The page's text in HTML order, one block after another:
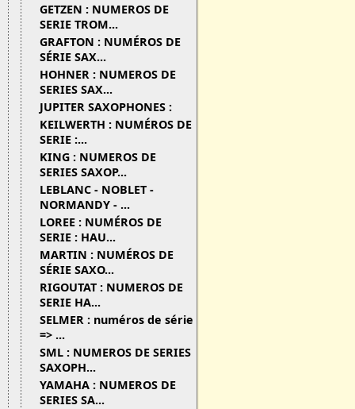
GETZEN : NUMEROS DE
SERIE TROM...
GRAFTON : NUMÉROS DE
SÉRIE SAX...
HOHNER : NUMEROS DE
SERIES SAX...
JUPITER SAXOPHONES :
KEILWERTH : NUMÉROS DE
SERIE :...
KING : NUMEROS DE
SERIES SAXOP...
LEBLANC - NOBLET -
NORMANDY - ...
LOREE : NUMÉROS DE
SERIE : HAU...
MARTIN : NUMÉROS DE
SÉRIE SAXO...
RIGOUTAT : NUMEROS DE
SERIE HA...
SELMER : numéros de série
=> ...
SML : NUMEROS DE SERIES
SAXOPH...
YAMAHA : NUMEROS DE
SERIES SA...